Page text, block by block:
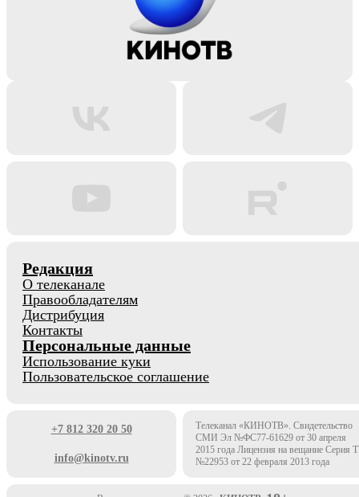
Редакция
О телеканале
Правообладателям
Дистрибуция
Контакты
Персональные данные
Использование куки
Пользовательское соглашение
+7 812 320 20 50
info@kinotv.ru
Телеканал «КИНОТВ». Свидетельство
СМИ Эл №ФС77-61629 от 30 апреля
2015 года Лицензия на вещание Серия
№22953 от 22 февраля 2013 года